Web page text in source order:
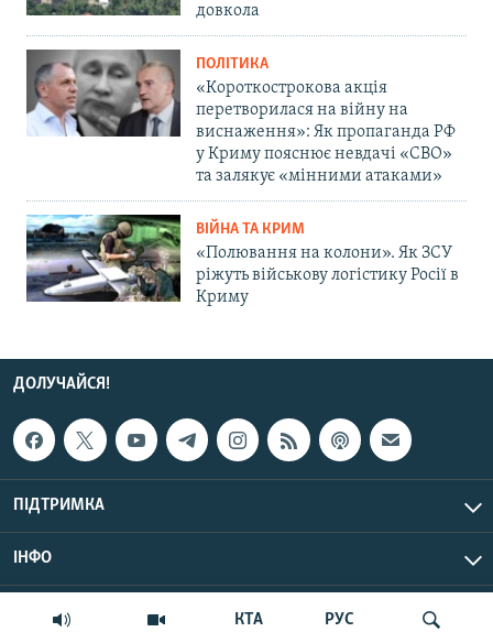
КТА РУС
довкола
ПОЛІТИКА
«Короткострокова акція
перетворилася на війну на
виснаження»: Як пропаганда РФ
у Криму пояснює невдачі «СВО»
та залякує «мінними атаками»
ВІЙНА ТА КРИМ
«Полювання на колони». Як ЗСУ
ріжуть військову логістику Росії в
Криму
ДОЛУЧАЙСЯ!
ПІДТРИМКА
ІНФО
© Крим.Реалії, 2026 | Усі права застережено.